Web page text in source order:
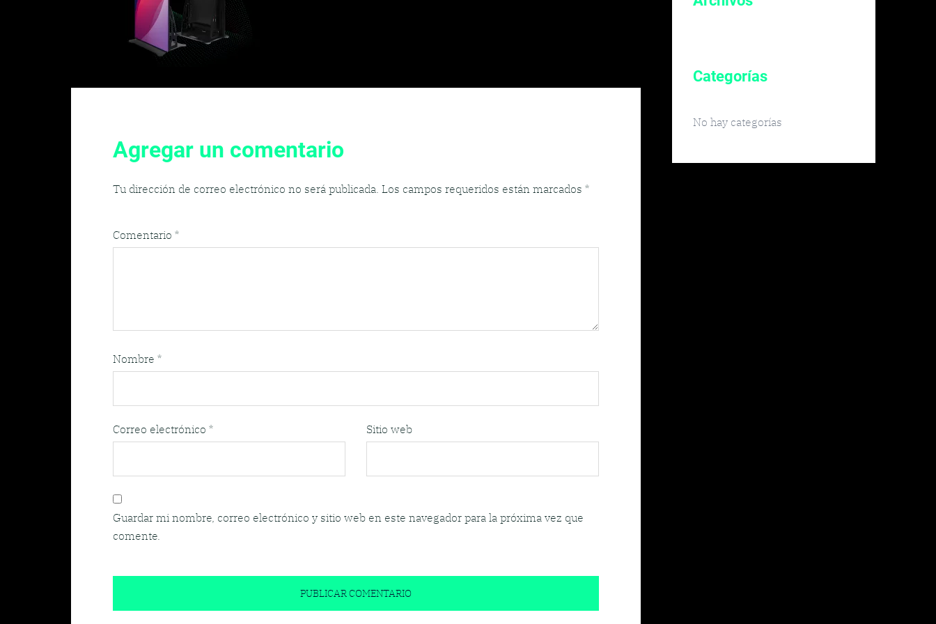
Agregar un comentario
Tu dirección de correo electrónico no será publicada. Los campos requeridos están marcados *
Comentario *
Nombre *
Correo electrónico * Sitio web
Guardar mi nombre, correo electrónico y sitio web en este navegador para la próxima vez que
comente.
Categorías
No hay categorías